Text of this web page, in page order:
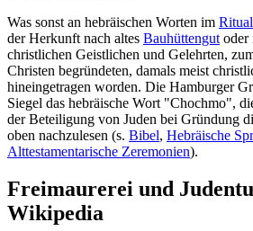
Was sonst an hebräischen Worten im Ritual
der Herkunft nach altes Bauhüttengut oder
christlichen Geistlichen und Gelehrten,
Christen begründeten, damals meist
hineingetragen worden. Die Hamburger
Siegel das hebräische Wort "Chochmo",
der Beteiligung von Juden bei Gründung
oben nachzulesen (s. Bibel, Hebräische
Alttestamentarische Zeremonien).
Freimaurerei und
Wikipedia